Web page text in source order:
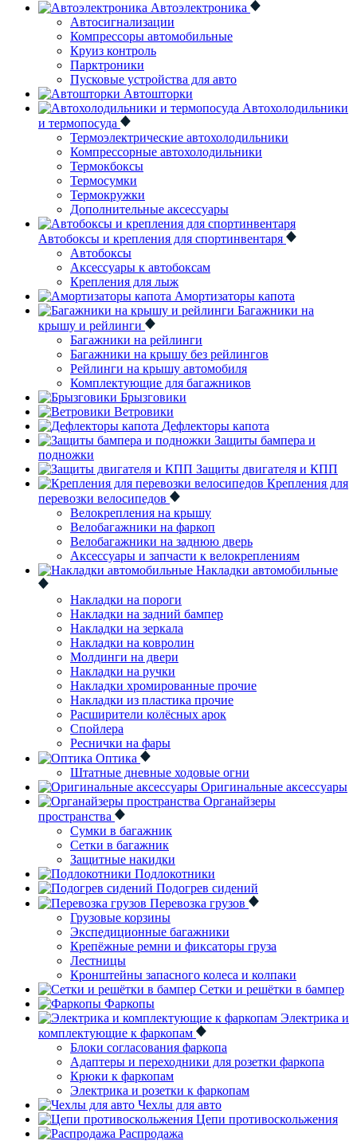
Автоэлектроника
Автосигнализации
Компрессоры автомобильные
Круиз контроль
Парктроники
Пусковые устройства для авто
Автошторки
Автохолодильники
и термопосуда
Термоэлектрические автохолодильники
Компрессорные автохолодильники
Термокбоксы
Термосумки
Термокружки
Дополнительные аксессуары
Автобоксы и крепления для спортинвентаря
Автобоксы
Аксессуары к автобоксам
Крепления для лыж
Амортизаторы капота
Багажники на
крышу и рейлинги
Багажники на рейлинги
Багажники на крышу без рейлингов
Рейлинги на крышу автомобиля
Комплектующие для багажников
Брызговики
Ветровики
Дефлекторы капота
Защиты бампера и
подножки
Защиты двигателя и КПП
Крепления для
перевозки велосипедов
Велокрепления на крышу
Велобагажники на фаркоп
Велобагажники на заднюю дверь
Аксессуары и запчасти к велокреплениям
Накладки автомобильные
Накладки на пороги
Накладки на задний бампер
Накладки на зеркала
Накладки на ковролин
Молдинги на двери
Накладки на ручки
Накладки хромированные прочие
Накладки из пластика прочие
Расширители колёсных арок
Спойлера
Реснички на фары
Оптика
Штатные дневные ходовые огни
Оригинальные аксессуары
Органайзеры
пространства
Сумки в багажник
Сетки в багажник
Защитные накидки
Подлокотники
Подогрев сидений
Перевозка грузов
Грузовые корзины
Экспедиционные багажники
Крепёжные ремни и фиксаторы груза
Лестницы
Кронштейны запасного колеса и колпаки
Сетки и решётки в бампер
Фаркопы
Электрика и
комплектующие к фаркопам
Блоки согласования фаркопа
Адаптеры и переходники для розетки фаркопа
Крюки к фаркопам
Электрика и розетки к фаркопам
Чехлы для авто
Цепи противоскольжения
Распродажа